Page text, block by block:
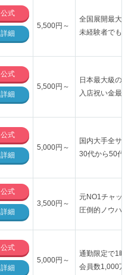
公式
詳細
5,500円～
全国展開最大
未経験者でも
公式
詳細
5,500円～
日本最大級の
入店祝い金最
公式
詳細
5,000円～
国内大手全サ
30代から50代
公式
詳細
3,500円～
元NO1チャッ
圧倒的ノウハ
公式
詳細
5,000円～
通勤限定で1
会員数1,000